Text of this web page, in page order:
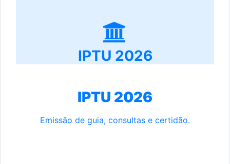
IPTU 2026
IPTU 2026
Emissão de guia, consultas e certidão.